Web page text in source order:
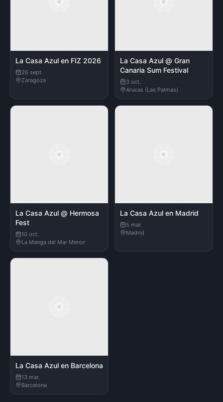
La Casa Azul en FIZ 2026
26 sept.
Zaragoza
La Casa Azul @ Gran
Canaria Sum Festival
3 oct.
Arucas (Las Palmas)
La Casa Azul @ Hermosa
Fest
10 oct.
La Manga del Mar Menor
La Casa Azul en Madrid
5 mar.
Madrid
La Casa Azul en Barcelona
13 mar.
Barcelona